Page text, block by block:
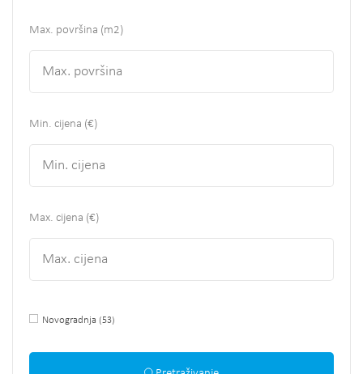
Max. površina (m2)
Min. cijena (€)
Max. cijena (€)
Novogradnja (53)